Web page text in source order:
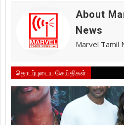
About
News
Marvel Tamil
தொடர்புடைய செய்திகள்